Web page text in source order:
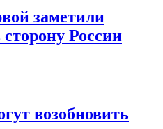
заметили
России
возобновить